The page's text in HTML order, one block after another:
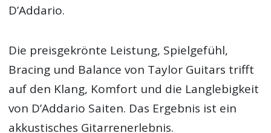
D’Addario.
Die preisgekrönte Leistung, Spielgefühl,
Bracing und Balance von Taylor Guitars trifft
auf den Klang, Komfort und die Langlebigkeit
von D’Addario Saiten. Das Ergebnis ist ein
akkustisches Gitarrenerlebnis.